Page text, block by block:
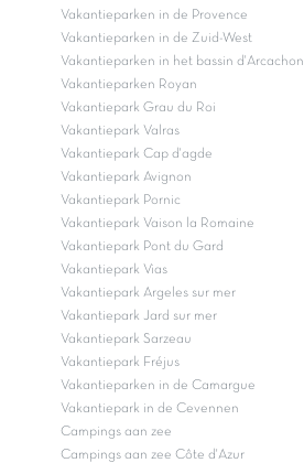
Vakantieparken in de Provence
Vakantieparken in de Zuid-West
Vakantieparken in het bassin d'Arcachon
Vakantieparken Royan
Vakantiepark Grau du Roi
Vakantiepark Valras
Vakantiepark Cap d'agde
Vakantiepark Avignon
Vakantiepark Pornic
Vakantiepark Vaison la Romaine
Vakantiepark Pont du Gard
Vakantiepark Vias
Vakantiepark Argeles sur mer
Vakantiepark Jard sur mer
Vakantiepark Sarzeau
Vakantiepark Fréjus
Vakantieparken in de Camargue
Vakantiepark in de Cevennen
Campings aan zee
Campings aan zee Côte d'Azur